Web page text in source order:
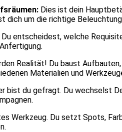
Dies ist dein
dich um die richtige
Du entscheidest, welche
Realität! Du baust
Materialien und
bist du gefragt. Du wechselst
Werkzeug. Du setzt Spots,